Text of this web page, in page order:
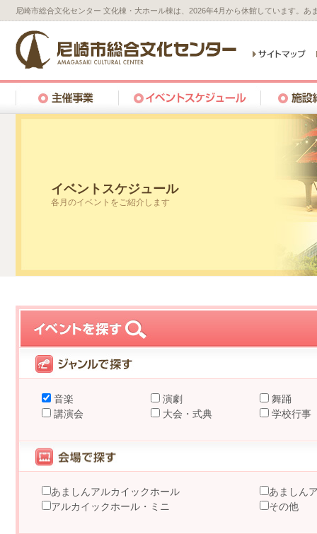
尼崎市総合文化センター 文化棟・大ホール棟は、2026年4月から休館しています。
イベントスケジュール
各月のイベントをご紹介します
音楽 演劇
舞踊
講演会
大会・式典 学校行事
あましんアルカイックホール
あましん
アルカイックホール・ミニ
その他